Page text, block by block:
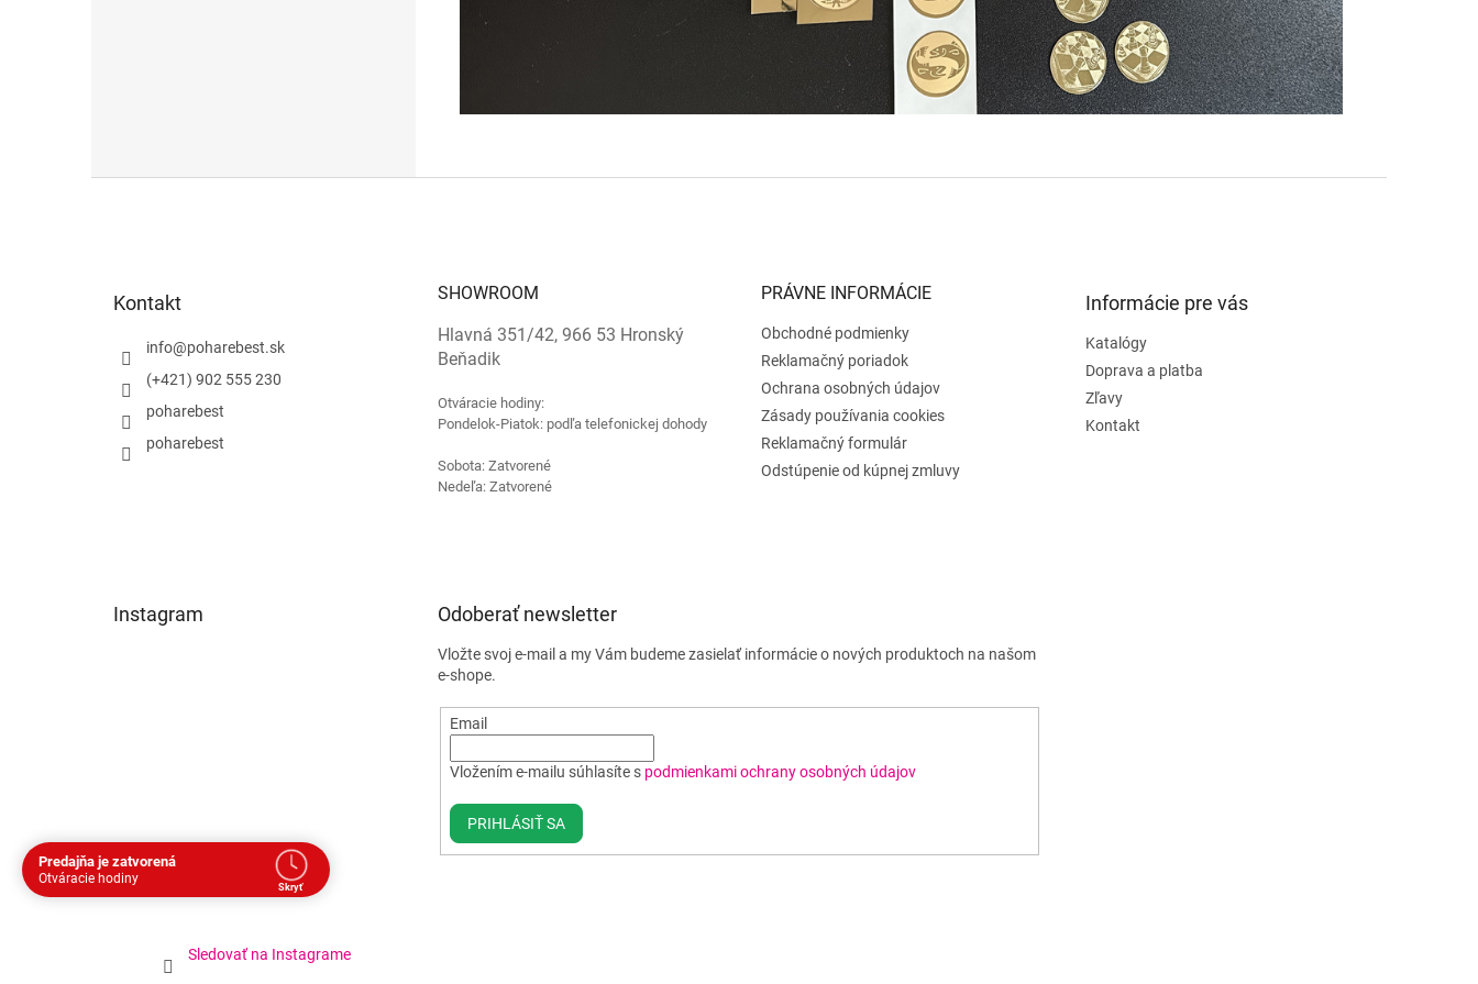
Kontakt
info@poharebest.sk
(+421) 902 555 230
poharebest
poharebest
SHOWROOM
Hlavná 351/42, 966 53 Hronský
Beňadik
Otváracie hodiny:
Pondelok-Piatok: podľa telefonickej dohody
Sobota: Zatvorené
Nedeľa: Zatvorené
PRÁVNE INFORMÁCIE
Obchodné podmienky
Reklamačný poriadok
Ochrana osobných údajov
Zásady používania cookies
Reklamačný formulár
Odstúpenie od kúpnej zmluvy
Informácie pre vás
Katalógy
Doprava a platba
Zľavy
Kontakt
Instagram
Sledovať na Instagrame
Odoberať newsletter
Vložte svoj e-mail a my Vám budeme zasielať informácie o nových produktoch na našom
e-shope.
Email
Vložením e-mailu súhlasíte s podmienkami ochrany osobných údajov
PRIHLÁSIŤ SA
Predajňa je zatvorená
Otváracie hodiny
Skryť
Prestávka
9:30 - 17:00
12:00 - 13:00